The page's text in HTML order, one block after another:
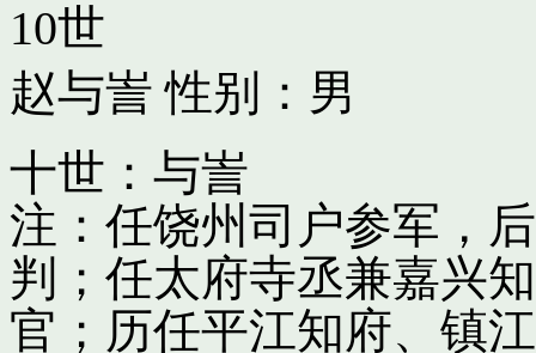
10世
赵与訔 性别：男
十世：与訔
注：任饶州司户参军，
判；任太府寺丞兼嘉兴
官；历任平江知府、镇